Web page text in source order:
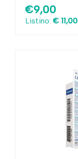
€9,00
Listino: € 11,00